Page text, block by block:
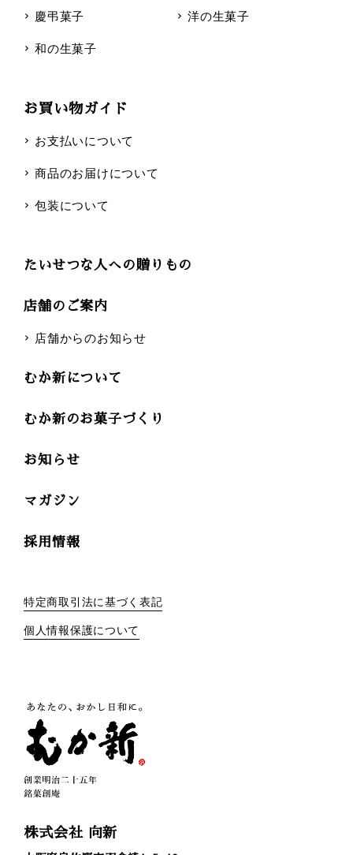
お買い物ガイド
お支払いについて
商品のお届けについて
包装について
たいせつな人への贈りもの
店舗のご案内
店舗からのお知らせ
慶弔菓子 洋の生菓子
和の生菓子
むか新について
むか新のお菓子づくり
お知らせ
マガジン
採用情報
特定商取引法に基づく表記
個人情報保護について
株式会社 向新